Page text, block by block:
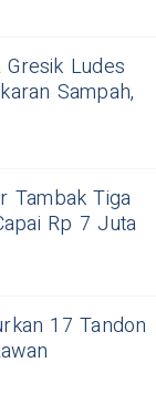
Ludes
Sampah,
Tambak Tiga
Rp 7 Juta
17 Tandon